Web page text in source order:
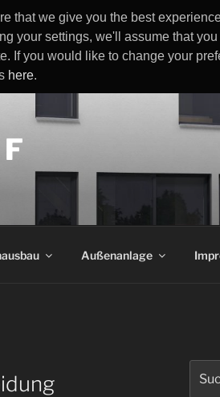
that we give you the best
your settings, we'll assume that you
If you would like to change your
here.
Außenanlage
nach: